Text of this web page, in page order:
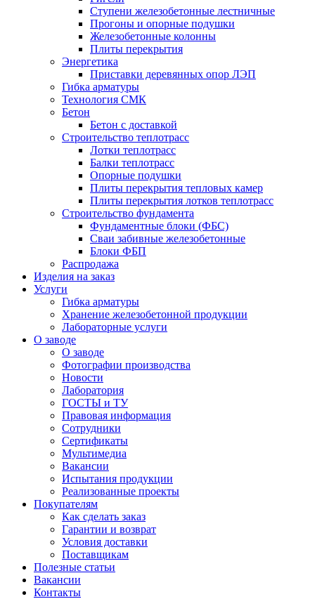
Ступени железобетонные лестничные
Прогоны и опорные подушки
Железобетонные колонны
Плиты перекрытия
Энергетика
Приставки деревянных опор ЛЭП
Гибка арматуры
Технология СМК
Бетон
Бетон с доставкой
Строительство теплотрасс
Лотки теплотрасс
Балки теплотрасс
Опорные подушки
Плиты перекрытия тепловых камер
Плиты перекрытия лотков теплотрасс
Строительство фундамента
Фундаментные блоки (ФБС)
Сваи забивные железобетонные
Блоки ФБП
Распродажа
Изделия на заказ
Услуги
Гибка арматуры
Хранение железобетонной продукции
Лабораторные услуги
О заводе
О заводе
Фотографии производства
Новости
Лаборатория
ГОСТЫ и ТУ
Правовая информация
Сотрудники
Сертификаты
Мультимедиа
Вакансии
Испытания продукции
Реализованные проекты
Покупателям
Как сделать заказ
Гарантии и возврат
Условия доставки
Поставщикам
Полезные статьи
Вакансии
Контакты